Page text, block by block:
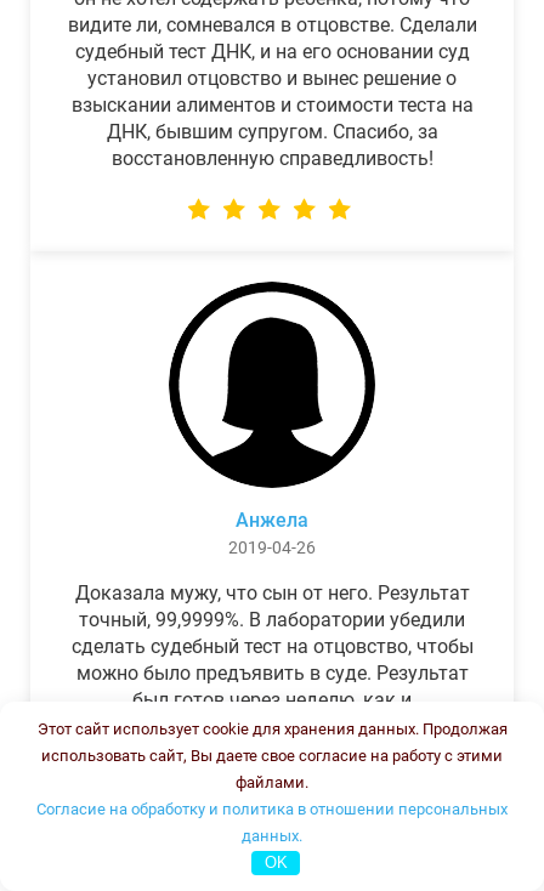
видите ли, сомневался в отцовстве. Сделали
судебный тест ДНК, и на его основании суд
установил отцовство и вынес решение о
взыскании алиментов и стоимости теста на
ДНК, бывшим супругом. Спасибо, за
восстановленную справедливость!
Анжела
2019-04-26
Доказала мужу, что сын от него. Результат
точный, 99,9999%. В лаборатории убедили
сделать судебный тест на отцовство, чтобы
можно было предъявить в суде. Результат
был готов через неделю, как и
обещали.Теперь муж бегает и извиняется.
Этот сайт использует cookie для хранения данных. Продолжая
использовать сайт, Вы даете свое согласие на работу с этими
файлами.
Согласие на обработку и политика в отношении персональных
данных.
OK